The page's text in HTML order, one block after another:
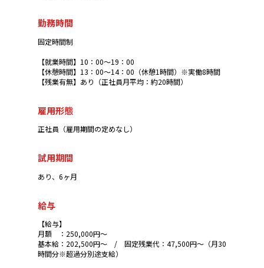
勤務時間
固定時間制
【就業時間】10：00～19：00
【休憩時間】13：00～14：00（休憩1時間）※実働8時間
【残業有無】あり（正社員月平均：約20時間）
雇用形態
正社員（雇用期間の定めなし）
試用期間
あり、6ヶ月
給与
【給与】
月額 ：250,000円～
基本給：202,500円～ / 固定残業代：47,500円～（月30
時間分※超過分別途支給）